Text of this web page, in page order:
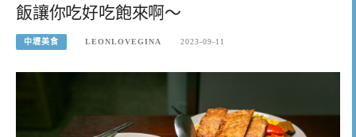
飯讓你吃好吃飽來啊～
中壢美食 LEONLOVEGINA 2023-09-11